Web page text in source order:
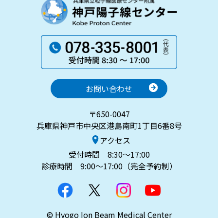
お問い合わせ
〒650-0047
兵庫県神戸市中央区港島南町1丁目6番8号
アクセス
受付時間 8:30～17:00
診療時間 9:00～17:00（完全予約制）
© Hyogo Ion Beam Medical Center